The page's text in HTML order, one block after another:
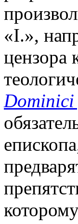
«I.»,
цензора
Dominici